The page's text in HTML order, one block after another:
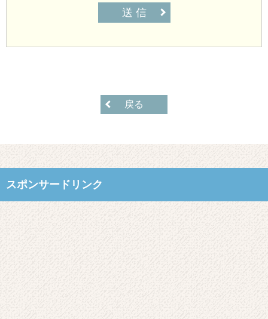
送 信
戻る
スポンサードリンク